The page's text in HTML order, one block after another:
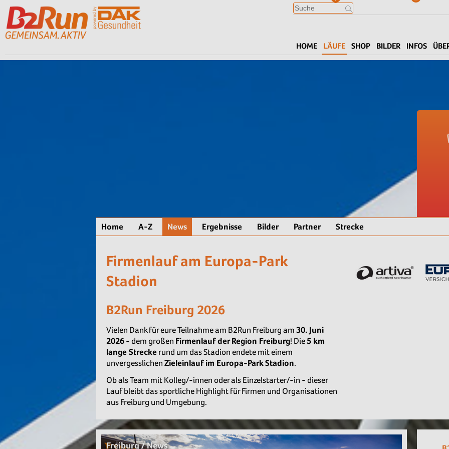
HOME LÄUFE SHOP BILDER INFOS
Home A-Z News Ergebnisse Bilder Partner Strecke
Firmenlauf am Europa-Park
Stadion
B2Run Freiburg 2026
Vielen Dank für eure Teilnahme am B2Run Freiburg am 30. Juni
2026 - dem großen Firmenlauf der Region Freiburg! Die5 km
lange Strecke rund um das Stadion endete mit einem
unvergesslichen Zieleinlauf im Europa-Park Stadion.
Ob als Team mit Kolleg/-innen oder als Einzelstarter/-in - dieser
Lauf bleibt das sportliche Highlight für Firmen und Organisationen
aus Freiburg und Umgebung.
Freiburg / News